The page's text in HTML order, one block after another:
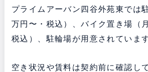
プライムアーバン四谷外苑東では
万円〜・税込）、バイク置き場（
税込）、駐輪場が用意されています
空き状況や賃料は契約前に確認し